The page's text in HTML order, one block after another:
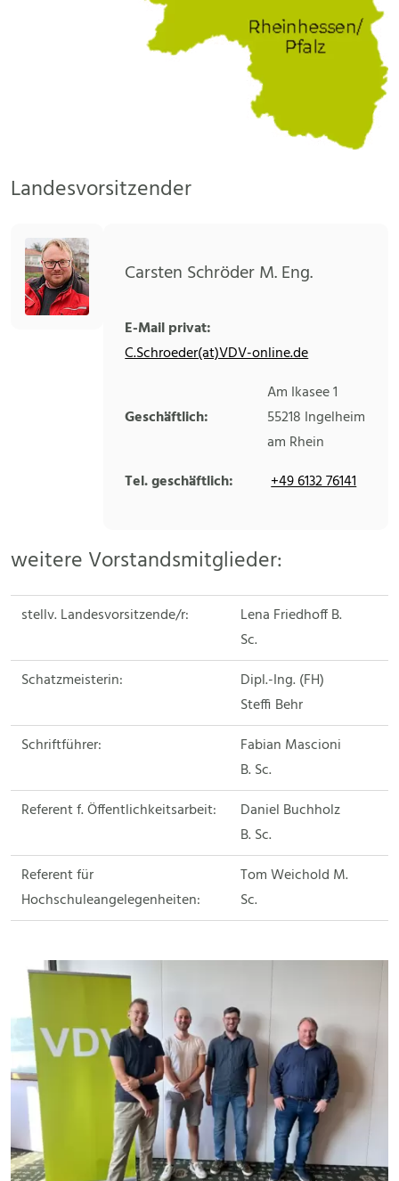
Landesvorsitzender
Carsten Schröder M. Eng.
E-Mail privat:
C.Schroeder(at)VDV-online.de
Geschäftlich:
Am Ikasee 1
55218 Ingelheim
am Rhein
Tel. geschäftlich:
+49 6132 76141
weitere Vorstandsmitglieder:
stellv. Landesvorsitzende/r:
Lena Friedhoff B.
Sc.
Schatzmeisterin:
Dipl.-Ing. (FH)
Steffi Behr
Schriftführer:
Fabian Mascioni
B. Sc.
Referent f. Öffentlichkeitsarbeit:
Daniel Buchholz
B. Sc.
Referent für
Hochschuleangelegenheiten:
Tom Weichold M.
Sc.